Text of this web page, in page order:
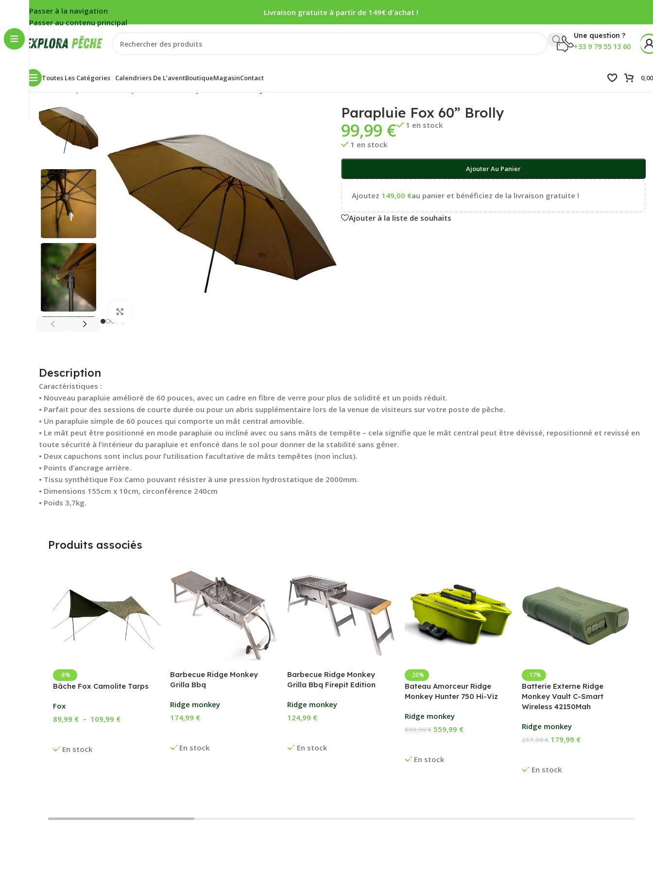
Passer à la navigation
Passer au contenu principal
Livraison gratuite à partir de 149€ d'achat !
Une question ?
+33 9 79 55 13 60
Toutes Les Catégories Calendriers De L’aventBoutiqueMagasinContact
Accueil
Parapluie Fox 60” Brolly
99,99 €
1 en stock
1 en stock
Ajouter Au Panier
Ajoutez 149,00 €au panier et bénéficiez de la livraison gratuite !
Ajouter à la liste de souhaits
Description
Caractéristiques :
• Nouveau parapluie amélioré de 60 pouces, avec un cadre en fibre de verre pour plus de solidité et un poids réduit.
• Parfait pour des sessions de courte durée ou pour un abris supplémentaire lors de la venue de visiteurs sur votre poste de pêche.
• Un parapluie simple de 60 pouces qui comporte un mât central amovible.
• Le mât peut être positionné en mode parapluie ou incliné avec ou sans mâts de tempête – cela signifie que le mât central peut être dévissé, repositionné et revissé en
toute sécurité à l’intérieur du parapluie et enfoncé dans le sol pour donner de la stabilité sans gêner.
• Deux capuchons sont inclus pour l’utilisation facultative de mâts tempêtes (non inclus).
• Points d’ancrage arrière.
• Tissu synthétique Fox Camo pouvant résister à une pression hydrostatique de 2000mm.
• Dimensions 155cm x 10cm, circonférence 240cm
• Poids 3,7kg.
Produits associés
-8%
Bâche Fox Camolite Tarps
Fox
En stock
89,99 € – 109,99 €
Barbecue Ridge Monkey
Grilla Bbq
Ridge monkey
En stock
174,99 €
Barbecue Ridge Monkey
Grilla Bbq Firepit Edition
Ridge monkey
En stock
124,99 €
-20%
Bateau Amorceur Ridge
Monkey Hunter 750 Hi-Viz
Ridge monkey
En stock
699,99€ 559,99 €
-17%
Batterie Externe Ridge
Monkey Vault C-Smart
Wireless 42150Mah
Ridge monkey
En stock
217,99€ 179,99 €